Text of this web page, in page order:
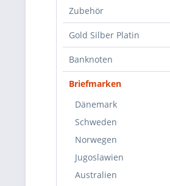
Zubehör
Gold Silber Platin
Banknoten
Briefmarken
Dänemark
Schweden
Norwegen
Jugoslawien
Australien